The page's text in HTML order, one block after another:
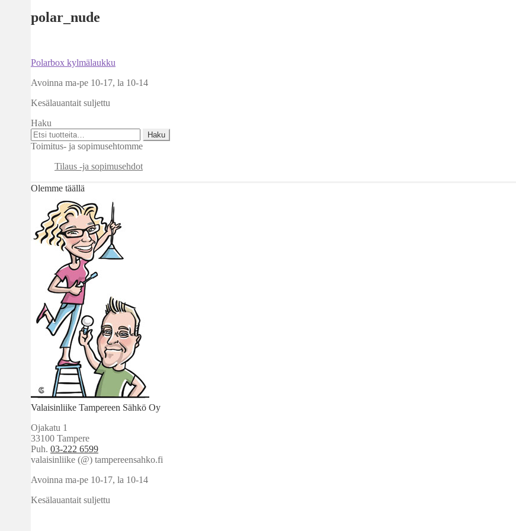
polar_nude
Artikkelien
selaus
Edellinen
Polarbox kylmälaukku
Avoinna ma-pe 10-17, la 10-14
Kesälauantait suljettu
Haku
Etsi:
Haku
Toimitus- ja sopimusehtomme
Tilaus -ja sopimusehdot
Olemme täällä
Valaisinliike Tampereen Sähkö Oy
Ojakatu 1
33100 Tampere
Puh. 03-222 6599
valaisinliike (@) tampereensahko.fi
Avoinna ma-pe 10-17, la 10-14
Kesälauantait suljettu